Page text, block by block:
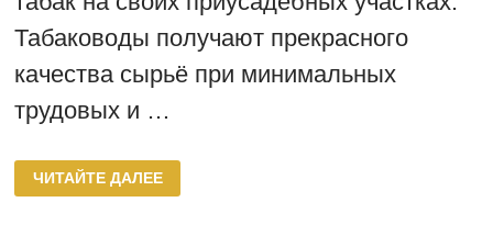
Табаководы получают прекрасного
качества сырьё при минимальных
трудовых и …
СОРТА
ТАБАКА
ДЛЯ
ЧИТАЙТЕ ДАЛЕЕ